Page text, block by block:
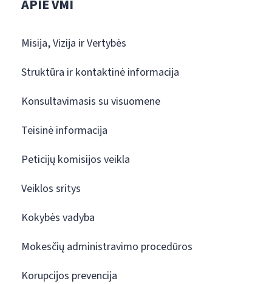
APIE VMI
Misija, Vizija ir Vertybės
Struktūra ir kontaktinė informacija
Konsultavimasis su visuomene
Teisinė informacija
Peticijų komisijos veikla
Veiklos sritys
Kokybės vadyba
Mokesčių administravimo procedūros
Korupcijos prevencija